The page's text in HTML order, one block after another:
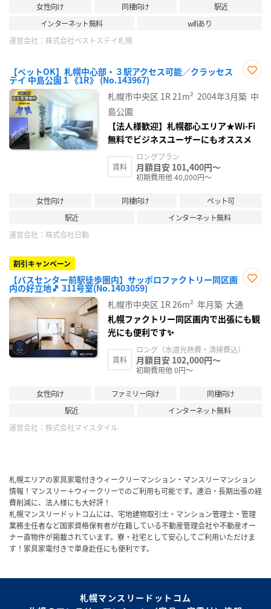
女性向け 同棲向け
駅近
インターネット無料
wifiあり
運営会社： 株式会社ベストステイ札幌
【ペットOK】札幌中心部・３駅アクセス可能／クラッセス
テイ 中島公園１《1R》 (No.143967)
に入
り登
札幌市中央区 1R 21m² 2004年3月築 中
島公園
【法人様歓迎】札幌都心エリア★Wi-Fi
無料でビジネスユーザーにもオススメ
賃料
ロングプラン
月額目安 101,400円～
初期費用他 40,000円～
女性向け 同棲向け
ペット可
駅近
インターネット無料
運営会社： 株式会社日動
割引キャンペーン
【バスセンター前駅徒歩圏内】サッポロファクトリー同区画
内の好立地🎵 311号室(No.1403059)
録
札幌市中央区 1R 26m² 年月築 大通
札幌ファクトリー同区画内で出張にも観
光にも便利です✨
賃料
ロング（水道光熱費・清掃費込）
月額目安 102,000円～
初期費用他 0円～
女性向け ファミリー向け
同棲向け
駅近
インターネット無料
運営会社： 株式会社マイスタイル
札幌エリアの家具家電付きウィークリーマンション・マンスリーマンション
情報！マンスリー＋ウィークリーでのご利用も可能です。連泊・長期出張の経
費削減に、法人様にも大好評！
札幌マンスリードットコムには、宅地建物取引士・マンション管理士・管理
業務主任者など国家資格保有者が在籍している不動産管理会社や不動産オー
ナー直物件が掲載されています。寮・社宅として安心してご利用いただけま
す！家具家電付きで単身赴任にも便利です。
札幌マンスリードットコム